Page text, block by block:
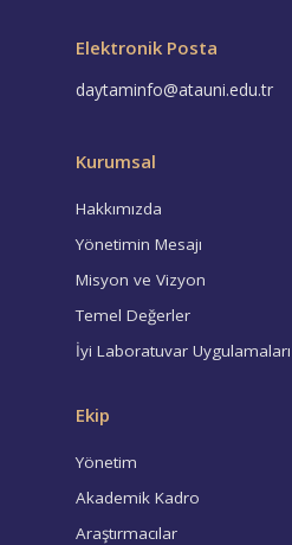
Elektronik Posta
daytaminfo@atauni.edu.tr
Kurumsal
Hakkımızda
Yönetimin Mesajı
Misyon ve Vizyon
Temel Değerler
İyi Laboratuvar Uygulamaları
Ekip
Yönetim
Akademik Kadro
Araştırmacılar